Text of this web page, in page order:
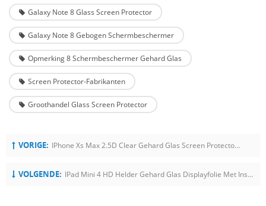
Galaxy Note 8 Glass Screen Protector
Galaxy Note 8 Gebogen Schermbeschermer
Opmerking 8 Schermbeschermer Gehard Glas
Screen Protector-Fabrikanten
Groothandel Glass Screen Protector
VORIGE: IPhone Xs Max 2.5D Clear Gehard Glas Screen Protector Met Installatie Lade
VOLGENDE: IPad Mini 4 HD Helder Gehard Glas Displayfolie Met Installatiegereedschap